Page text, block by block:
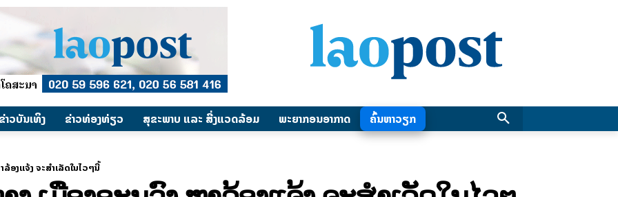
າວບັນເທິງ ​ຂ່າວທ່ອງທ່ຽວ ສຸຂະພາບ ແລະ ສີ່ງແວດລ້ອມ ພະຍາກອນອາກາດ ຄົ້ນຫາວຽກ
ລ້ອງແຈ້ງ ຈະສຳເລັດໃນໄວໆນີ້